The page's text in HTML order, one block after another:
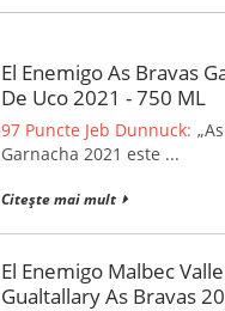
El Enemigo As Bravas
De Uco 2021 - 750 ML
97 Puncte Jeb Dunnuck:
Garnacha 2021 este ...
Citește mai mult
El Enemigo Malbec
Gualtallary As Bravas